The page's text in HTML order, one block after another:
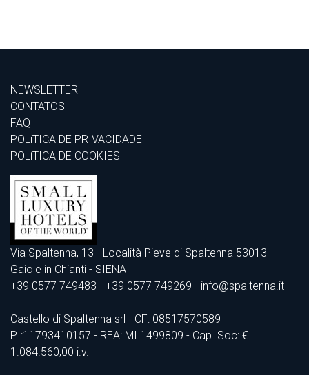
NEWSLETTER
CONTATOS
FAQ
POLíTICA DE PRIVACIDADE
POLíTICA DE COOKIES
Via Spaltenna, 13 - Località Pieve di Spaltenna 53013
Gaiole in Chianti - SIENA
+39 0577 749483 - +39 0577 749269 - info@spaltenna.it
Castello di Spaltenna srl - CF: 08517570589
PI:11793410157 - REA: MI 1499809 - Cap. Soc: €
1.084.560,00 i.v.